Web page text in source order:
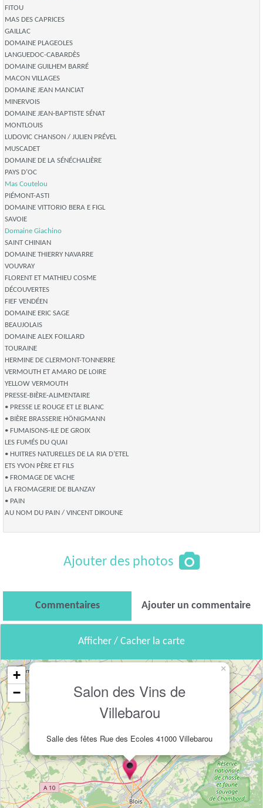
FITOU
MAS DES CAPRICES
GAILLAC
DOMAINE PLAGEOLES
LANGUEDOC-CABARDÈS
DOMAINE GUILHEM BARRÉ
MACON VILLAGES
DOMAINE JEAN MANCIAT
MINERVOIS
DOMAINE JEAN-BAPTISTE SÉNAT
MONTLOUIS
LUDOVIC CHANSON / JULIEN PRÉVEL
MUSCADET
DOMAINE DE LA SÉNÉCHALIÈRE
PAYS D’OC
Mas Coutelou
PIÉMONT-ASTI
DOMAINE VITTORIO BERA E FIGL
SAVOIE
Domaine Giachino
SAINT CHINIAN
DOMAINE THIERRY NAVARRE
VOUVRAY
FLORENT ET MATHIEU COSME
DÉCOUVERTES
FIEF VENDÉEN
DOMAINE ERIC SAGE
BEAUJOLAIS
DOMAINE ALEX FOILLARD
TOURAINE
HERMINE DE CLERMONT-TONNERRE
VERMOUTH ET AMARO DE LOIRE
YELLOW VERMOUTH
PRESSE-BIÈRE-ALIMENTAIRE
• PRESSE LE ROUGE ET LE BLANC
• BIÈRE BRASSERIE HÖNIGMANN
• FUMAISONS-ILE DE GROIX
LES FUMÉS DU QUAI
• HUITRES NATURELLES DE LA RIA D’ETEL
ETS YVON PÈRE ET FILS
• FROMAGE DE VACHE
LA FROMAGERIE DE BLANZAY
• PAIN
AU NOM DU PAIN / VINCENT DIKOUNE
Ajouter des photos
Commentaires Ajouter un commentaire
Afficher / Cacher la carte
Salon des Vins de
Villebarou
Salle des fêtes Rue des Ecoles 41000 Villebarou
×
+
−